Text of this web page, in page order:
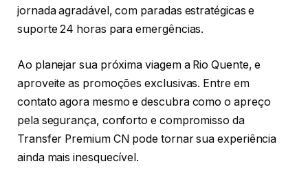
jornada agradável, com paradas estratégicas e
suporte 24 horas para emergências.
Ao planejar sua próxima viagem a Rio Quente, e
aproveite as promoções exclusivas. Entre em
contato agora mesmo e descubra como o apreço
pela segurança, conforto e compromisso da
Transfer Premium CN pode tornar sua experiência
ainda mais inesquecível.